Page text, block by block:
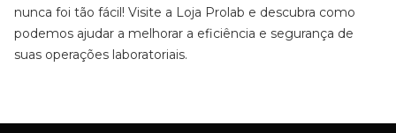
nunca foi tão fácil! Visite a Loja Prolab e descubra como
podemos ajudar a melhorar a eficiência e segurança de
suas operações laboratoriais.